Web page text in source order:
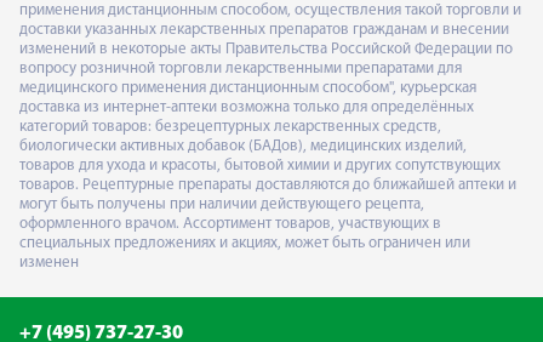
применения дистанционным способом, осуществления такой торговли и
доставки указанных лекарственных препаратов гражданам и внесении
изменений в некоторые акты Правительства Российской Федерации по
вопросу розничной торговли лекарственными препаратами для
медицинского применения дистанционным способом", курьерская
доставка из интернет-аптеки возможна только для определённых
категорий товаров: безрецептурных лекарственных средств,
биологически активных добавок (БАДов), медицинских изделий,
товаров для ухода и красоты, бытовой химии и других сопутствующих
товаров. Рецептурные препараты доставляются до ближайшей аптеки и
могут быть получены при наличии действующего рецепта,
оформленного врачом. Ассортимент товаров, участвующих в
специальных предложениях и акциях, может быть ограничен или
изменен
+7 (495) 737-27-30